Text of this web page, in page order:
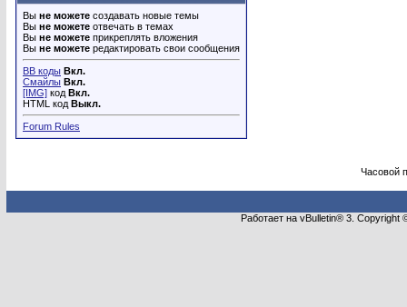
Вы не можете создавать новые темы
Вы не можете отвечать в темах
Вы не можете прикреплять вложения
Вы не можете редактировать свои сообщения
BB коды Вкл.
Смайлы Вкл.
[IMG] код Вкл.
HTML код Выкл.
Forum Rules
Часовой
Работает на vBulletin® 3.